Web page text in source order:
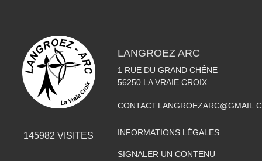
145982 VISITES
LANGROEZ ARC
1 RUE DU GRAND CHÊNE
56250 LA VRAIE CROIX
INFORMATIONS LÉGALES
SIGNALER UN CONTENU